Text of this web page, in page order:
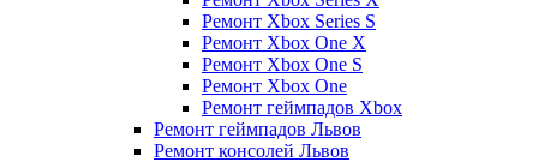
Ремонт Xbox Series S
Ремонт Xbox One X
Ремонт Xbox One S
Ремонт Xbox One
Ремонт геймпадов Xbox
Ремонт геймпадов Львов
Ремонт консолей Львов